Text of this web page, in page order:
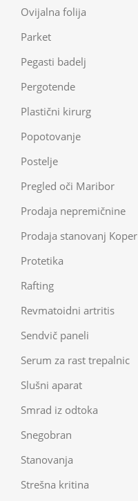
Ovijalna folija
Parket
Pegasti badelj
Pergotende
Plastični kirurg
Popotovanje
Postelje
Pregled oči Maribor
Prodaja nepremičnine
Prodaja stanovanj Koper
Protetika
Rafting
Revmatoidni artritis
Sendvič paneli
Serum za rast trepalnic
Slušni aparat
Smrad iz odtoka
Snegobran
Stanovanja
Strešna kritina